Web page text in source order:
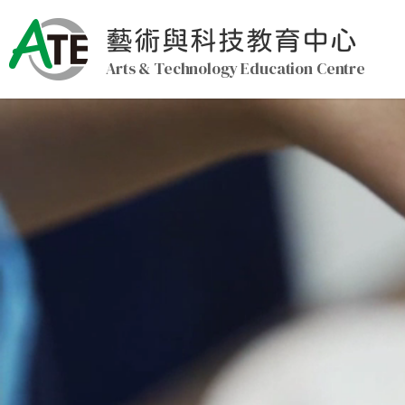
藝術與科技教育中心
Arts & Technology Education Centre